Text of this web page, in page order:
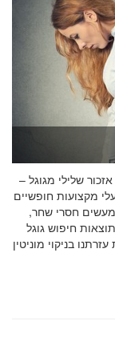
שלילי מגוגל –
מקצועות חופשיים
חסרי שחר,
חיפוש גוגל
בניקוי מוניטין